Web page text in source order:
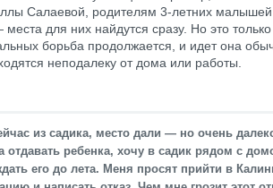
Салаевой, родителям 3-летних малышей
для них найдутся сразу. Но это
борьба продолжается, и идет она
неподалеку от дома или работы.
из садика, место дали — но очень
отдавать ребенка, хочу в садик рядом с
его до лета. Меня просят прийти в